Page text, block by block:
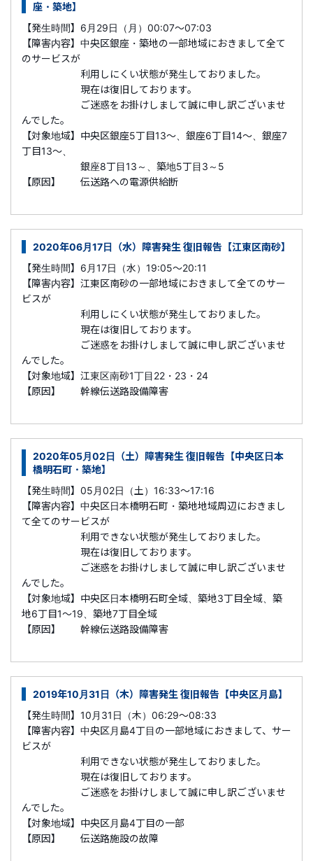
座・築地】
【発生時間】6月29日（月）00:07～07:03
【障害内容】中央区銀座・築地の一部地域におきまして全て
のサービスが
利用しにくい状態が発生しておりました。
現在は復旧しております。
ご迷惑をお掛けしまして誠に申し訳ございませ
んでした。
【対象地域】中央区銀座5丁目13～、銀座6丁目14～、銀座7
丁目13～、
銀座8丁目13～、築地5丁目3～5
【原因】 伝送路への電源供給断
2020年06月17日（水）障害発生 復旧報告【江東区南砂】
【発生時間】6月17日（水）19:05～20:11
【障害内容】江東区南砂の一部地域におきまして全てのサー
ビスが
利用しにくい状態が発生しておりました。
現在は復旧しております。
ご迷惑をお掛けしまして誠に申し訳ございませ
んでした。
【対象地域】江東区南砂1丁目22・23・24
【原因】 幹線伝送路設備障害
2020年05月02日（土）障害発生 復旧報告【中央区日本
橋明石町・築地】
【発生時間】05月02日（土）16:33～17:16
【障害内容】中央区日本橋明石町・築地地域周辺におきまし
て全てのサービスが
利用できない状態が発生しておりました。
現在は復旧しております。
ご迷惑をお掛けしまして誠に申し訳ございませ
んでした。
【対象地域】中央区日本橋明石町全域、築地3丁目全域、築
地6丁目1～19、築地7丁目全域
【原因】 幹線伝送路設備障害
2019年10月31日（木）障害発生 復旧報告【中央区月島】
【発生時間】10月31日（木）06:29～08:33
【障害内容】中央区月島4丁目の一部地域におきまして、サー
ビスが
利用できない状態が発生しておりました。
現在は復旧しております。
ご迷惑をお掛けしまして誠に申し訳ございませ
んでした。
【対象地域】中央区月島4丁目の一部
【原因】 伝送路施設の故障